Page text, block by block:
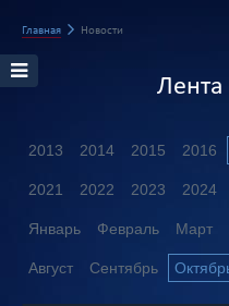
Главная Новости
Лента
2013 2014 2015 2016
2021 2022 2023 2024
Январь Февраль Март
Август Сентябрь